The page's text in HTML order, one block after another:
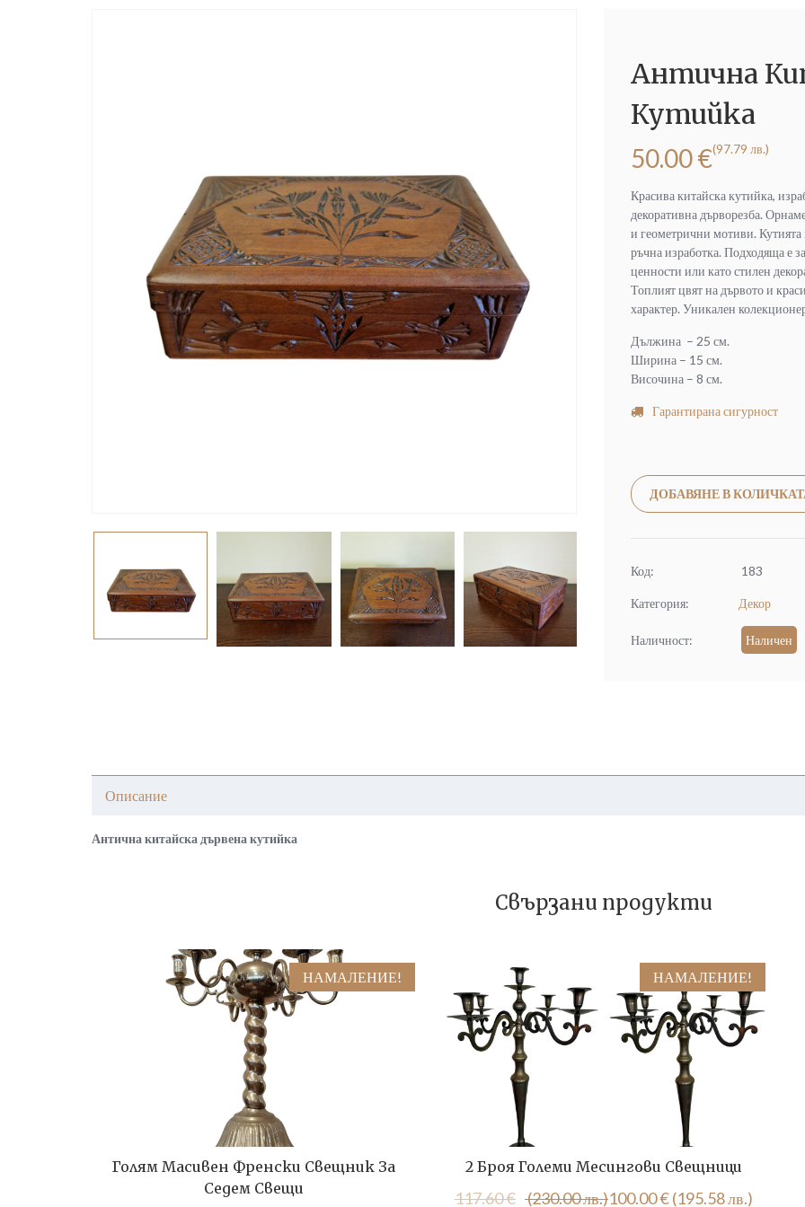
Антична
Кутийка
50.00€(97.79 лв.)
Красива китайска кутийка,
декоративна дърворезба.
и геометрични мотиви. Кутията
ръчна изработка. Подходяща е
ценности или като стилен
Топлият цвят на дървото и
характер. Уникален
Дължина – 25 см.
Ширина – 15 см.
Височина – 8 см.
Гарантирана сигурност
ДОБАВЯНЕ В
Код: 183
Категория: Декор
Наличност: Наличен
Описание
Антична китайска дървена кутийка
Свързани продукти
НАМАЛЕНИЕ!
Голям Масивен Френски Свещник За
Седем Свещи
НАМАЛЕНИЕ!
2 Броя Големи Месингови Свещници
117.60€ (230.00 лв.)Original
100.00€(195.58 лв.)
Текущата